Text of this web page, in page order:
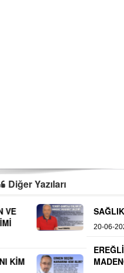
Diğer Yazıları
SAĞLIKTA OLUMSUZ İŞLER
20-06-2025 | 16 : 37 34
EREĞLİ KAYMAKAMIMIZ Nazım
MADENOĞLU